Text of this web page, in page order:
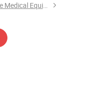
Hangzhou Blackstone Medical Equipment Co., Ltd.